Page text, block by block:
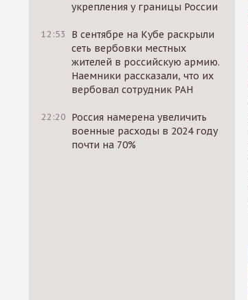
укрепления у границы России
12:53
В сентябре на Кубе раскрыли
сеть вербовки местных
жителей в российскую армию.
Наемники рассказали, что их
вербовал сотрудник РАН
22:20 Россия намерена увеличить
военные расходы в 2024 году
почти на 70%